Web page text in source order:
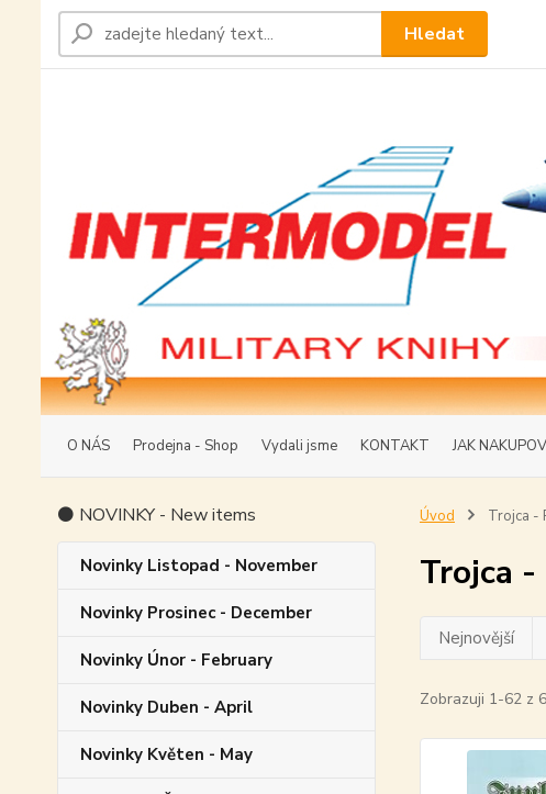
O NÁS Prodejna - Shop Vydali jsme KONTAKT JAK
Hledat
⚫ NOVINKY - New items
Novinky Listopad - November
Novinky Prosinec - December
Novinky Únor - February
Novinky Duben - April
Novinky Květen - May
Úvod Trojca -
Trojca -
Nejnovější
Zobrazuji 1-62 z